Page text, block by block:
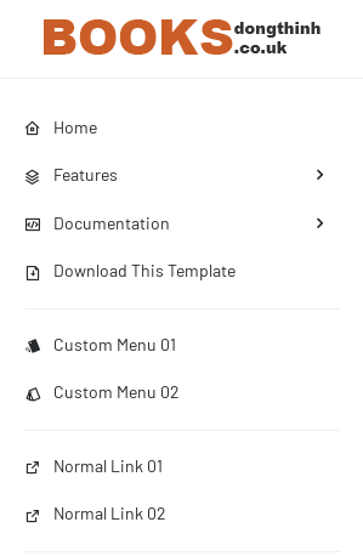
Home
Features
Documentation
Download This Template
Custom Menu 01
Custom Menu 02
Normal Link 01
Normal Link 02